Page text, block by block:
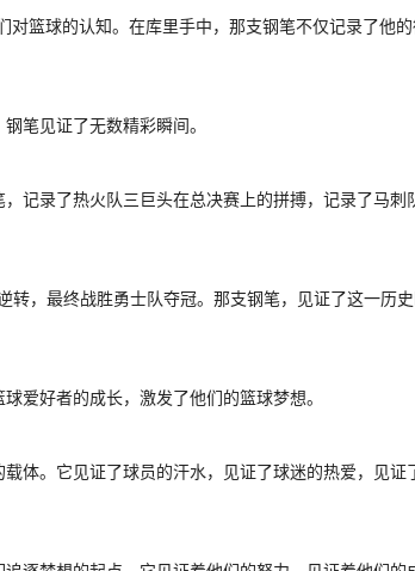
篮球的认知。在库里手中，那支钢笔不仅记录了他
笔见证了无数精彩瞬间。
记录了热火队三巨头在总决赛上的拼搏，记录了马刺
，最终战胜勇士队夺冠。那支钢笔，见证了这一历
爱好者的成长，激发了他们的篮球梦想。
体。它见证了球员的汗水，见证了球迷的热爱，见证